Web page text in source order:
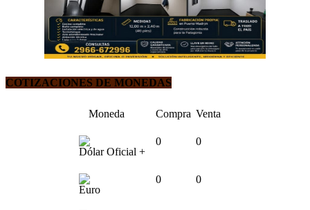
COTIZACIONES DE MONEDAS
Moneda Compra Venta
Dólar Oficial +
0 0
Euro
0 0